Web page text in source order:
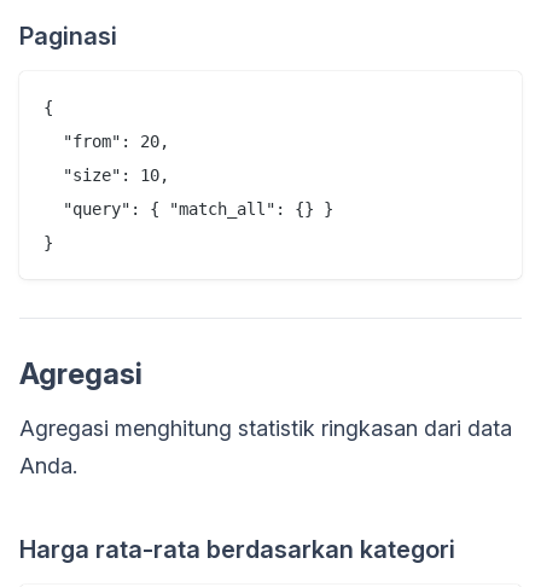
Paginasi
{
  "from": 20,
  "size": 10,
  "query": { "match_all": {} }
Agregasi
Agregasi menghitung statistik ringkasan dari data
Anda.
Harga rata-rata berdasarkan kategori